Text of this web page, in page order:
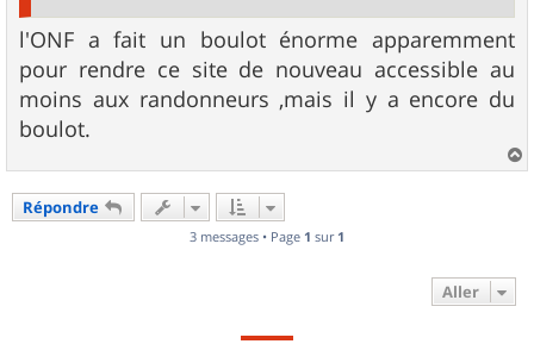
l'ONF a fait un boulot énorme apparemment
pour rendre ce site de nouveau accessible au
moins aux randonneurs ,mais il y a encore du
boulot.
a
Répondre
3 messages • Page 1 sur 1
Aller